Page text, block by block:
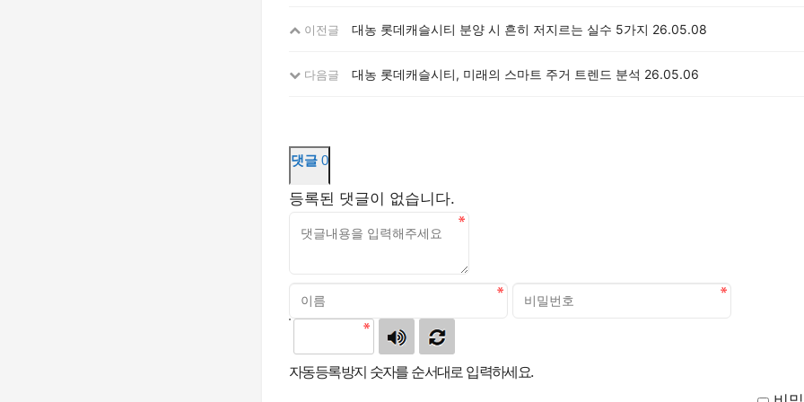
이전글 대농 롯데캐슬시티 분양 시 흔히 저지르는 실수 5가지 26.05.08
다음글 대농 롯데캐슬시티, 미래의 스마트 주거 트렌드 분석 26.05.06
댓글 0
등록된 댓글이 없습니다.
자동등록방지 숫자를 순서대로 입력하세요.